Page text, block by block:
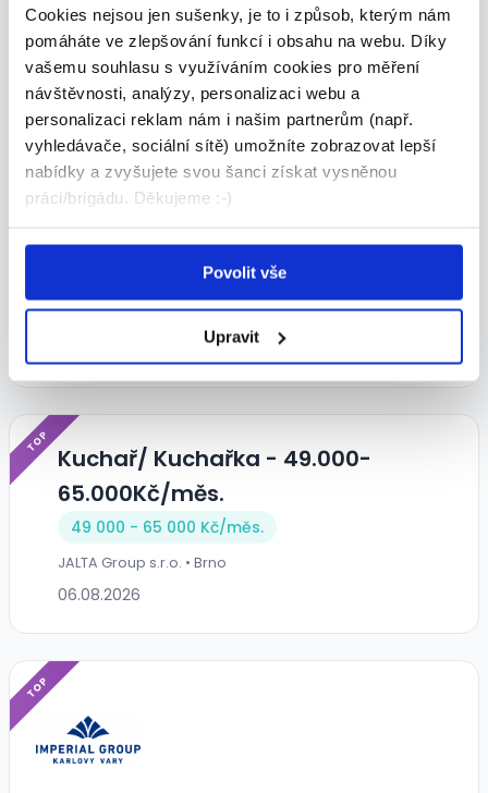
Cookies nejsou jen sušenky, je to i způsob, kterým nám
pomáháte ve zlepšování funkcí i obsahu na webu. Díky
vašemu souhlasu s využíváním cookies pro měření
návštěvnosti, analýzy, personalizaci webu a
personalizaci reklam nám i našim partnerům (např.
vyhledávače, sociální sítě) umožníte zobrazovat lepší
nabídky a zvyšujete svou šanci získat vysněnou
práci/brigádu. Děkujeme :-)
Povolit vše
Upravit
TOP
Pizzař - Praha, až 2500,-/den,
Multisport karta, flexibilní směny
2 000 - 2 500 Kč/Den
Joshi s.r.o. • Praha
TOP
Kuchař/ Kuchařka - 49.000-
65.000Kč/měs.
49 000 - 65 000 Kč/měs.
JALTA Group s.r.o. • Brno
06.08.2026
TOP